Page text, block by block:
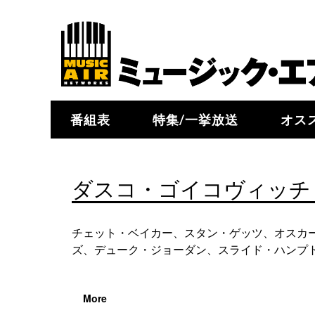
番組表 特集/一挙放送 オス
ダスコ・ゴイコヴィッ
チェット・ベイカー、スタン・ゲッツ、オス
ズ、デューク・ジョーダン、スライド・ハン
More